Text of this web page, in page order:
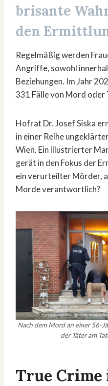
brisante
den
Regelmäßig werden
Angriffe, sowohl
Beziehungen. Im Jahr
331 Fälle von Mord oder
Hofrat Dr. Josef Siska
in einer Reihe
Wien. Ein illustrierter
gerät in den Fokus der
ein verurteilter Mörder,
Morde verantwortlich?
Nach dem Mord an einer 56-
der Täter am
True Crime